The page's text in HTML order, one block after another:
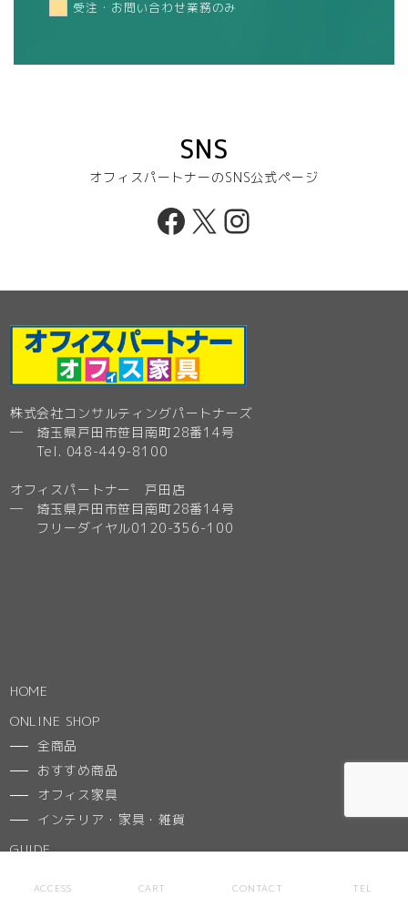
受注・お問い合わせ業務のみ
SNS
オフィスパートナーのSNS公式ページ
Facebook
X Instagram
株式会社コンサルティングパートナーズ
─ 埼玉県戸田市笹目南町28番14号
Tel. 048-449-8100
オフィスパートナー 戸田店
─ 埼玉県戸田市笹目南町28番14号
フリーダイヤル0120-356-100
HOME
ONLINE SHOP
全商品
おすすめ商品
オフィス家具
インテリア・家具・雑貨
GUIDE
ACCESS CART CONTACT TEL